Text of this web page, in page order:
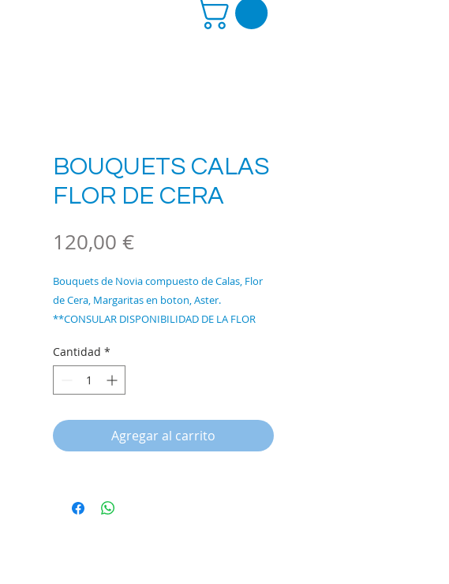
BOUQUETS CALAS
FLOR DE CERA
120,00 €Precio
Bouquets de Novia compuesto de Calas, Flor
de Cera, Margaritas en boton, Aster.
**CONSULAR DISPONIBILIDAD DE LA FLOR
Cantidad *
Agregar al carrito